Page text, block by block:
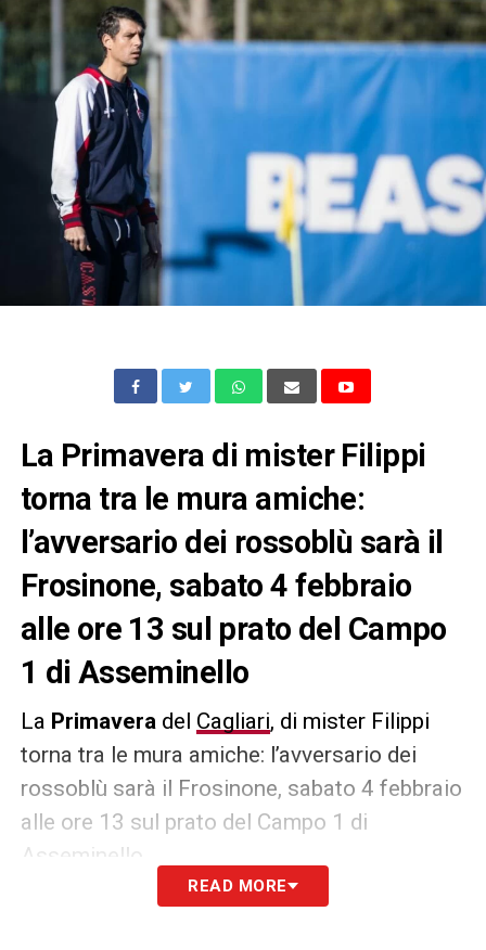
La Primavera di mister Filippi
torna tra le mura amiche:
l’avversario dei rossoblù sarà il
Frosinone, sabato 4 febbraio
alle ore 13 sul prato del Campo
1 di Asseminello
La Primavera del Cagliari, di mister Filippi
torna tra le mura amiche: l’avversario dei
rossoblù sarà il Frosinone, sabato 4 febbraio
alle ore 13 sul prato del Campo 1 di
Asseminello.
I tagliandi per assistere alla gara sono
READ MORE